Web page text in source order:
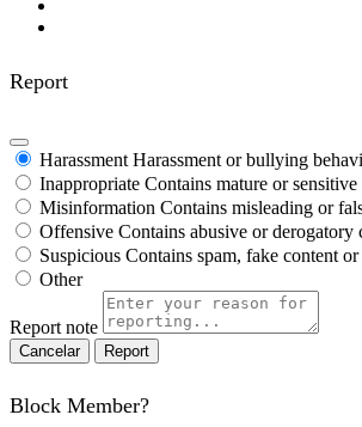
Report
Harassment Harassment or bullying
Inappropriate Contains mature or sensitive
Misinformation Contains misleading or
Offensive Contains abusive or derogatory
Suspicious Contains spam, fake content
Other
Report note
Report
Block Member?